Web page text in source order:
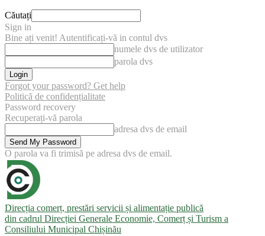
Căutați
Sign in
Bine ați venit! Autentificați-vă in contul dvs
numele dvs de utilizator
parola dvs
Forgot your password? Get help
Politică de confidențialitate
Password recovery
Recuperați-vă parola
adresa dvs de email
O parola va fi trimisă pe adresa dvs de email.
Direcția comerț, prestări servicii și alimentație publică
din cadrul Direcției Generale Economie, Comerț și Turism a
Consiliului Municipal Chișinău